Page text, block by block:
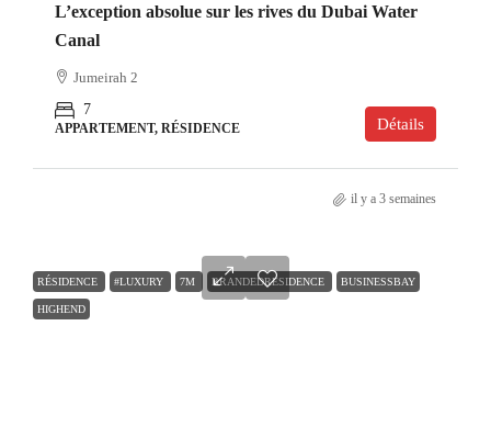
L’exception absolue sur les rives du Dubai Water
Canal
Jumeirah 2
7
APPARTEMENT, RÉSIDENCE Détails
il y a 3 semaines
RÉSIDENCE #LUXURY 7M BRANDEDRESIDENCE BUSINESSBAY
HIGHEND